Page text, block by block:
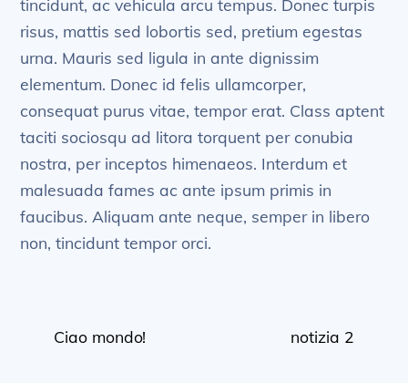
tincidunt, ac vehicula arcu tempus. Donec turpis
risus, mattis sed lobortis sed, pretium egestas
urna. Mauris sed ligula in ante dignissim
elementum. Donec id felis ullamcorper,
consequat purus vitae, tempor erat. Class aptent
taciti sociosqu ad litora torquent per conubia
nostra, per inceptos himenaeos. Interdum et
malesuada fames ac ante ipsum primis in
faucibus. Aliquam ante neque, semper in libero
non, tincidunt tempor orci.
Ciao mondo! notizia 2